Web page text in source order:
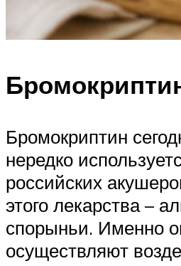
Бромокриптин
нередко
российских
этого лекарства –
спорыньи. Именно
осуществляют